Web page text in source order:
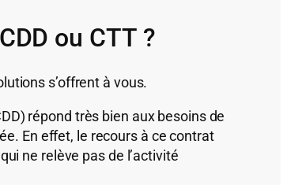
ou CTT ?
s’offrent à vous.
répond très bien aux besoins de
En effet, le recours à ce contrat
ne relève pas de l’activité